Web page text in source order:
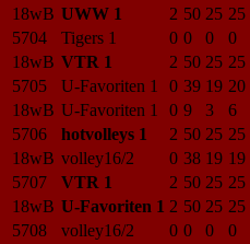
18wB UWW 1 2 50 25 25
5704
Tigers 1 0 0 0
0
18wB VTR 1 2 50 25 25
5705
U-Favoriten 1 0 39 19 20
18wB U-Favoriten 1 0 9 3
6
5706
hotvolleys 1 2 50 25 25
18wB volley16/2 0 38 19 19
5707
VTR 1 2 50 25 25
18wB U-Favoriten 1 2 50 25 25
5708
volley16/2 0 0 0
0